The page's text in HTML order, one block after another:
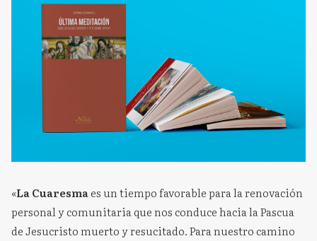
«La Cuaresmaes un tiempo favorable para la renovación
personal y comunitaria que nos conduce hacia la Pascua
de Jesucristo muerto y resucitado. Para nuestro camino